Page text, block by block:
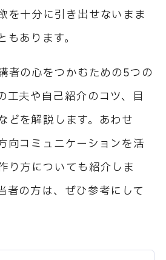
を十分に引き出せないまま
あります。
者の心をつかむための5つの
工夫や自己紹介のコツ、目
どを解説します。あわせ
向コミュニケーションを活
り方についても紹介しま
者の方は、ぜひ参考にして